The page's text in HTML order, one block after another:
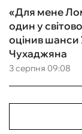
3 серпня 09:08
«Для мене
один у
оцінив шанси
Чухаджяна